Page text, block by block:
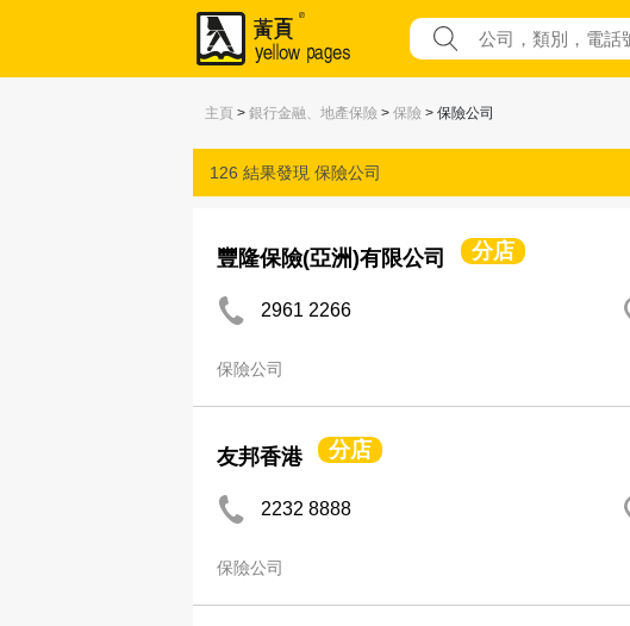
主頁 > 銀行金融、地產保險 > 保險 > 保險公司
126 結果發現 保險公司
豐隆保險(亞洲)有限公司 分店
2961 2266
保險公司
友邦香港 分店
2232 8888
保險公司